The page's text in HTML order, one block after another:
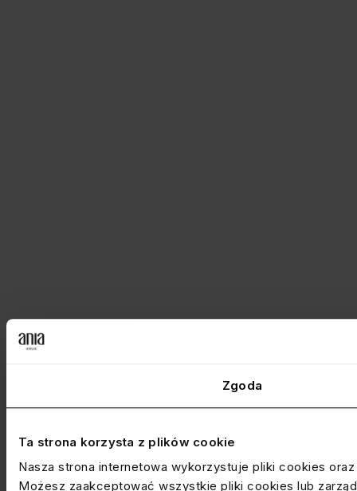
Zgoda
Ta strona korzysta z plików cookie
Nasza strona internetowa wykorzystuje pliki cookies
Możesz zaakceptować wszystkie pliki cookies lub